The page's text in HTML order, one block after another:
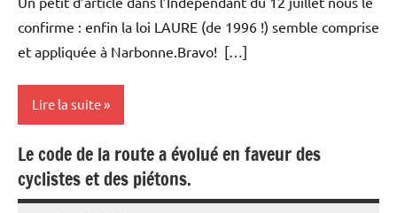
confirme : enfin la loi LAURE (de 1996 !) semble comprise
et appliquée à Narbonne.Bravo! […]
Lire la suite
Lois et
règlements
Le code de la route a évolué en faveur des
cyclistes et des piétons.